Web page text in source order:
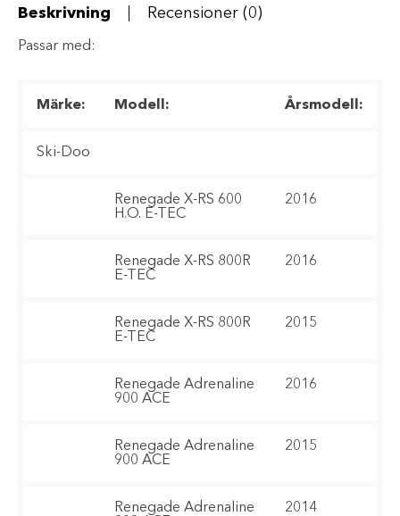
137")
Beskrivning Recensioner (0)
Passar med:
Märke: Modell: Årsmodell:
Ski-Doo
Renegade X-RS 600
H.O. E-TEC
2016
Renegade X-RS 800R
E-TEC
2016
Renegade X-RS 800R
E-TEC
2015
Renegade Adrenaline
900 ACE
2016
Renegade Adrenaline
900 ACE
2015
Renegade Adrenaline
2014